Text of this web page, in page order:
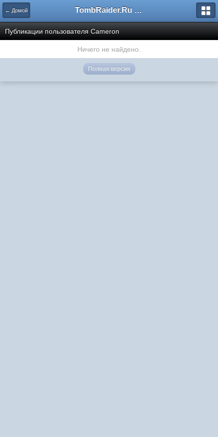
← Домой TombRaider.Ru - Форумы
Публикации пользователя Cameron
Ничего не найдено.
Полная версия